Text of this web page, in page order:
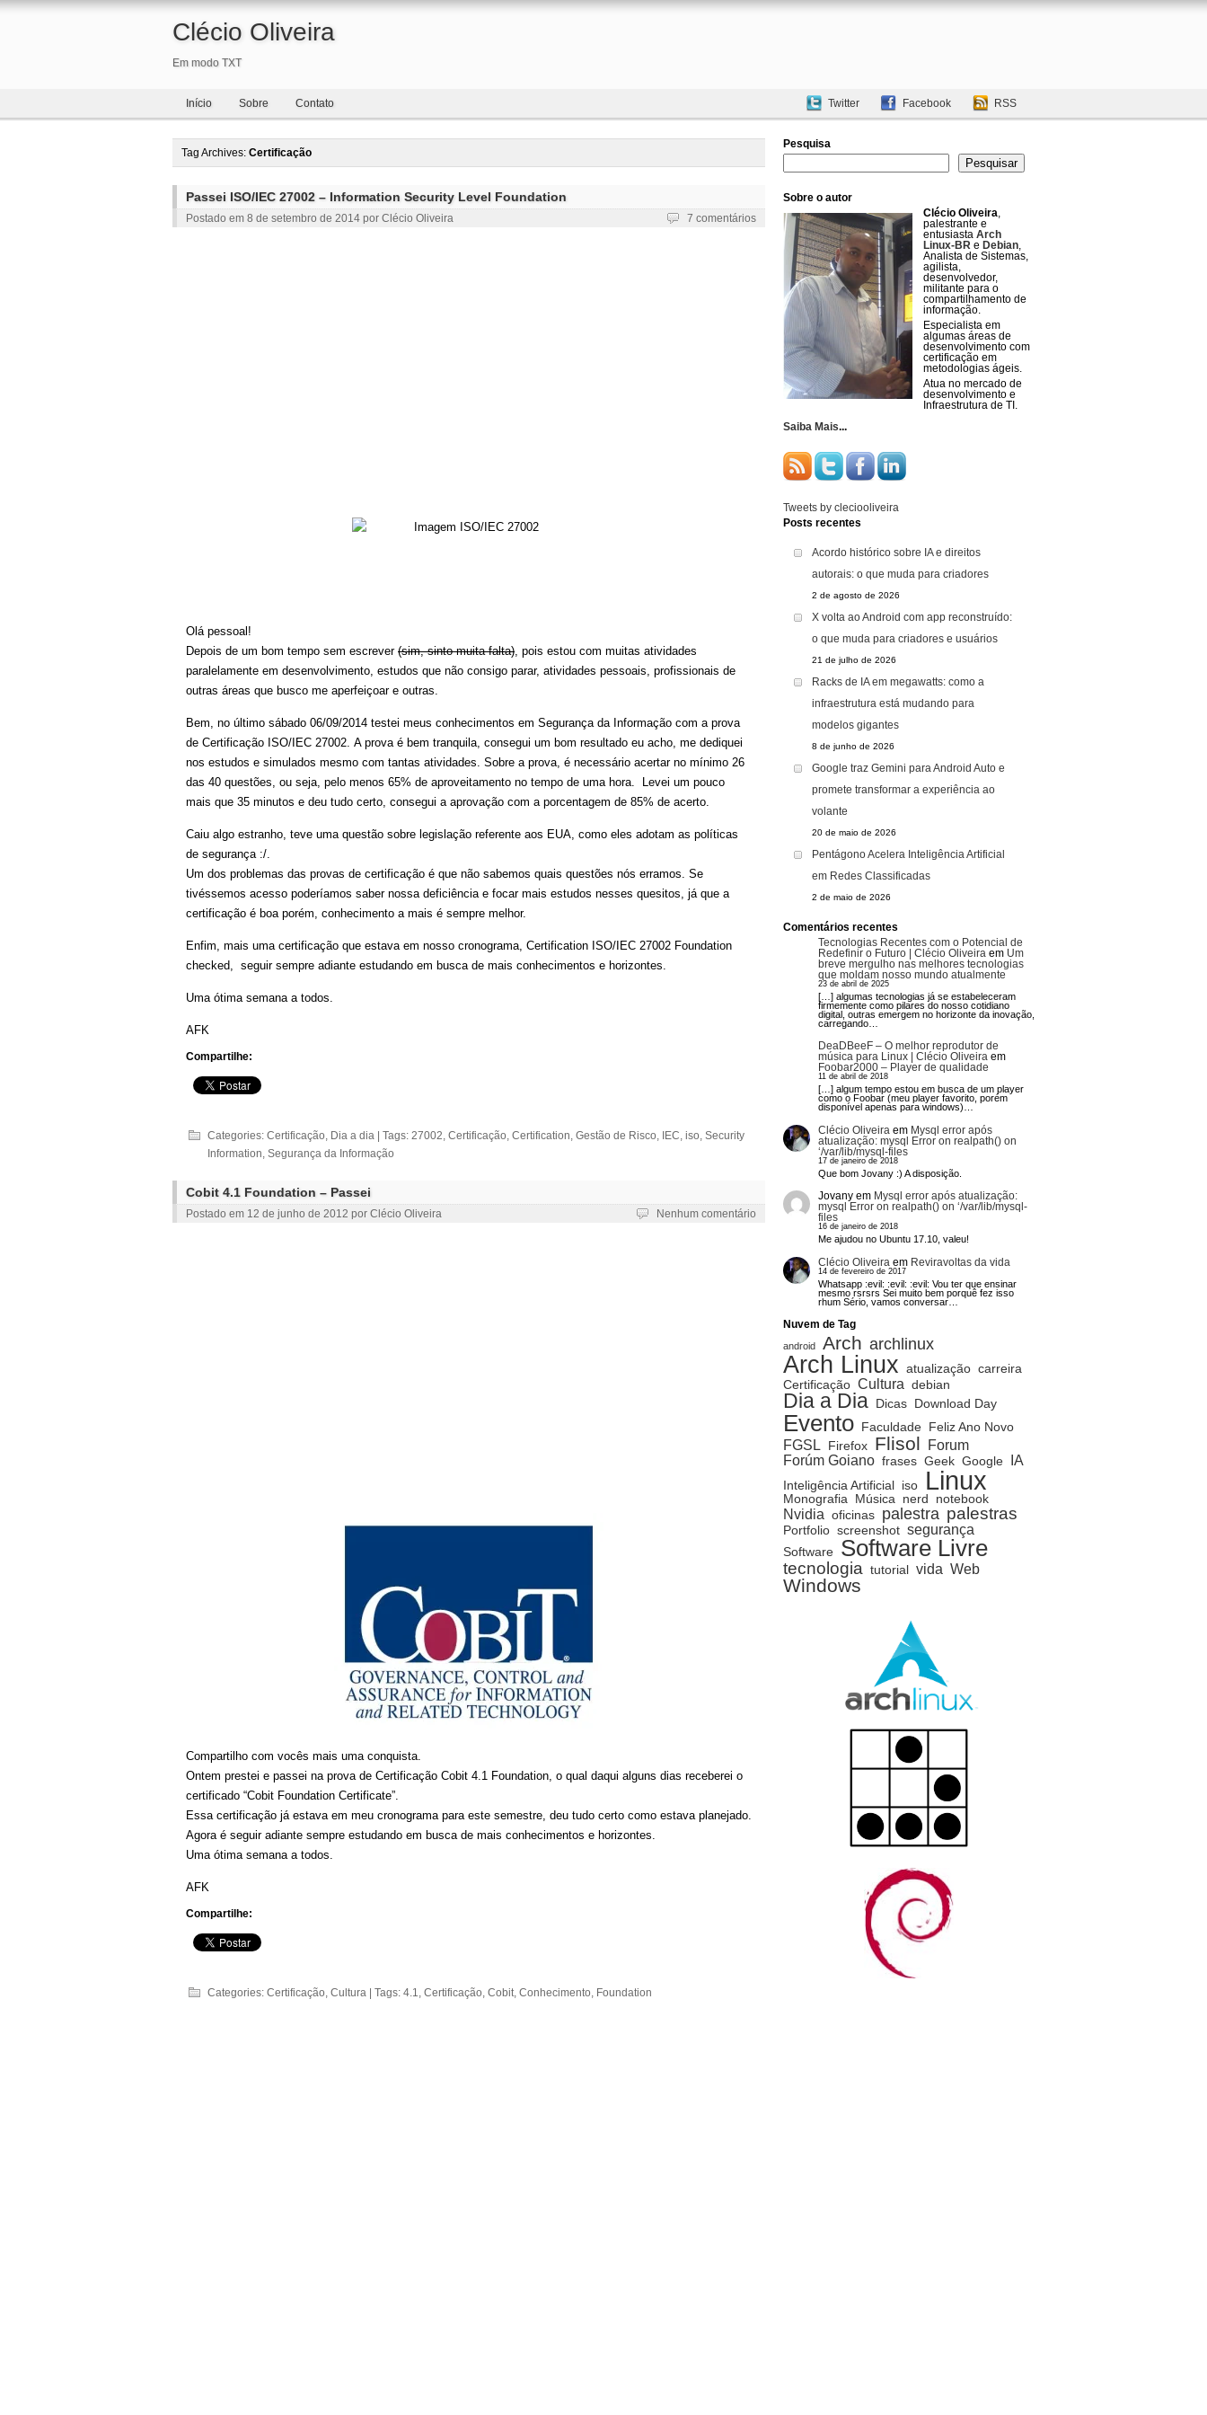
Clécio Oliveira
Em modo TXT
Início Sobre Contato Twitter Facebook RSS
Tag Archives: Certificação
Passei ISO/IEC 27002 – Information Security Level Foundation
Postado em 8 de setembro de 2014 por Clécio Oliveira 7 comentários
Olá pessoal!
Depois de um bom tempo sem escrever (sim, sinto muita falta), pois estou com muitas atividades
paralelamente em desenvolvimento, estudos que não consigo parar, atividades pessoais, profissionais de
outras áreas que busco me aperfeiçoar e outras.
Bem, no último sábado 06/09/2014 testei meus conhecimentos em Segurança da Informação com a prova
de Certificação ISO/IEC 27002. A prova é bem tranquila, consegui um bom resultado eu acho, me dediquei
nos estudos e simulados mesmo com tantas atividades. Sobre a prova, é necessário acertar no mínimo 26
das 40 questões, ou seja, pelo menos 65% de aproveitamento no tempo de uma hora. Levei um pouco
mais que 35 minutos e deu tudo certo, consegui a aprovação com a porcentagem de 85% de acerto.
Caiu algo estranho, teve uma questão sobre legislação referente aos EUA, como eles adotam as políticas
de segurança :/.
Um dos problemas das provas de certificação é que não sabemos quais questões nós erramos. Se
tivéssemos acesso poderíamos saber nossa deficiência e focar mais estudos nesses quesitos, já que a
certificação é boa porém, conhecimento a mais é sempre melhor.
Enfim, mais uma certificação que estava em nosso cronograma, Certification ISO/IEC 27002 Foundation
checked, seguir sempre adiante estudando em busca de mais conhecimentos e horizontes.
Uma ótima semana a todos.
AFK
Compartilhe:
Categories: Certificação, Dia a dia | Tags: 27002, Certificação, Certification, Gestão de Risco, IEC, iso, Security
Information, Segurança da Informação
Cobit 4.1 Foundation – Passei
Postado em 12 de junho de 2012 por Clécio Oliveira Nenhum comentário
Compartilho com vocês mais uma conquista.
Ontem prestei e passei na prova de Certificação Cobit 4.1 Foundation, o qual daqui alguns dias receberei o
certificado “Cobit Foundation Certificate”.
Essa certificação já estava em meu cronograma para este semestre, deu tudo certo como estava planejado.
Agora é seguir adiante sempre estudando em busca de mais conhecimentos e horizontes.
Uma ótima semana a todos.
AFK
Compartilhe:
Categories: Certificação, Cultura | Tags: 4.1, Certificação, Cobit, Conhecimento, Foundation
Pesquisa
Pesquisar
Pesquisar
Sobre o autor
Clécio Oliveira,
palestrante e
entusiasta Arch
Linux-BR e Debian,
Analista de Sistemas,
agilista,
desenvolvedor,
militante para o
compartilhamento de
informação.
Especialista em
algumas áreas de
desenvolvimento com
certificação em
metodologias ágeis.
Atua no mercado de
desenvolvimento e
Infraestrutura de TI.
Saiba Mais...
Tweets by cleciooliveira
Posts recentes
Acordo histórico sobre IA e direitos
autorais: o que muda para criadores
2 de agosto de 2026
X volta ao Android com app reconstruído:
o que muda para criadores e usuários
21 de julho de 2026
Racks de IA em megawatts: como a
infraestrutura está mudando para
modelos gigantes
8 de junho de 2026
Google traz Gemini para Android Auto e
promete transformar a experiência ao
volante
20 de maio de 2026
Pentágono Acelera Inteligência Artificial
em Redes Classificadas
2 de maio de 2026
Comentários recentes
Tecnologias Recentes com o Potencial de
Redefinir o Futuro | Clécio Oliveira em Um
breve mergulho nas melhores tecnologias
que moldam nosso mundo atualmente
23 de abril de 2025
[…] algumas tecnologias já se estabeleceram
firmemente como pilares do nosso cotidiano
digital, outras emergem no horizonte da inovação,
carregando…
DeaDBeeF – O melhor reprodutor de
música para Linux | Clécio Oliveira em
Foobar2000 – Player de qualidade
11 de abril de 2018
[…] algum tempo estou em busca de um player
como o Foobar (meu player favorito, porém
disponível apenas para windows)…
Clécio Oliveira em Mysql error após
atualização: mysql Error on realpath() on
‘/var/lib/mysql-files
17 de janeiro de 2018
Que bom Jovany :) A disposição.
Jovany em Mysql error após atualização:
mysql Error on realpath() on ‘/var/lib/mysql-
files
16 de janeiro de 2018
Me ajudou no Ubuntu 17.10, valeu!
Clécio Oliveira em Reviravoltas da vida
14 de fevereiro de 2017
Whatsapp :evil: :evil: :evil: Vou ter que ensinar
mesmo rsrsrs Sei muito bem porquê fez isso
rhum Sério, vamos conversar…
Nuvem de Tag
android Arch archlinux
Arch Linux atualização carreira
Certificação Cultura debian
Dia a Dia Dicas Download Day
Evento Faculdade Feliz Ano Novo
FGSL Firefox Flisol Forum
Forúm Goiano frases Geek Google IA
Inteligência Artificial iso Linux
Monografia Música nerd notebook
Nvidia oficinas palestra palestras
Portfolio screenshot segurança
Software Software Livre
tecnologia tutorial vida Web
Windows